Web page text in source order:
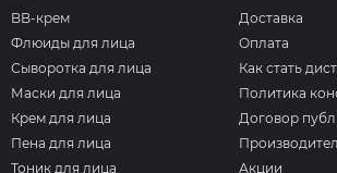
BB-крем
Флюиды для лица
Сыворотка для лица
Маски для лица
Крем для лица
Пена для лица
Тоник для лица
Доставка
Оплата
Как стать
Политика
Договор
Акции